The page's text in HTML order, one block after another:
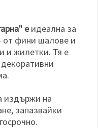
еидеална за
от фини шалове и
и жилетки. Тя е
издържи на
запазвайки